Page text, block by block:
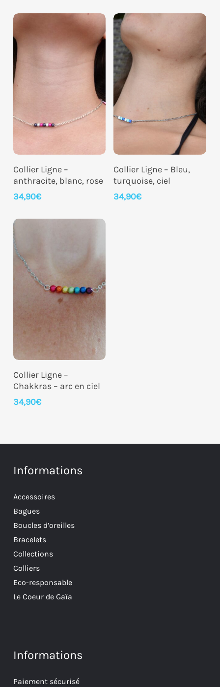
Ajouter Au Panier
Collier Ligne –
anthracite, blanc, rose
34,90€
Ajouter Au Panier
Collier Ligne – Bleu,
turquoise, ciel
34,90€
Ajouter Au Panier
Collier Ligne –
Chakkras – arc en ciel
34,90€
Informations
Accessoires
Bagues
Boucles d’oreilles
Bracelets
Collections
Colliers
Eco-responsable
Le Coeur de Gaïa
Informations
Paiement sécurisé